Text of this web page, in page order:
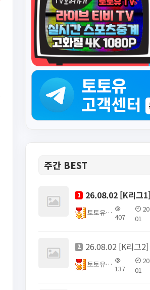
주간 BEST
1
토토유픽스터 407
01
2
토토유픽스터 137
01